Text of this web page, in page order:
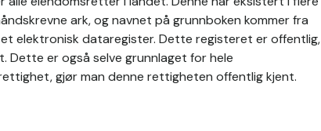
ark, og navnet på grunnboken kommer fra
elektronisk dataregister. Dette registeret er offentlig,
Dette er også selve grunnlaget for hele
gjør man denne rettigheten offentlig kjent.